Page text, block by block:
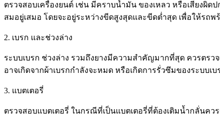
ตรวจสอบเครื่องยนต์ เช่น มีคราบน้ำมัน ของเหลว หรือเสียงผิด
สมอยู่เสมอ โดยจะอยู่ระหว่างขีดสูงสุดและขีดต่ำสุด เพื่อให้รถ
2. เบรก และช่วงล่าง
ระบบเบรก ช่วงล่าง รวมถึงยางมีความสำคัญมากที่สุด ควรตร
อาจเกิดจากผ้าเบรกกำลังจะหมด หรือเกิดการรั่วซึมของระบบเ
3. แบตเตอรี่
ตรวจสอบแบตเตอรี่ ในกรณีที่เป็นแบตเตอรี่ที่ต้องเติมน้ำกลั่นค